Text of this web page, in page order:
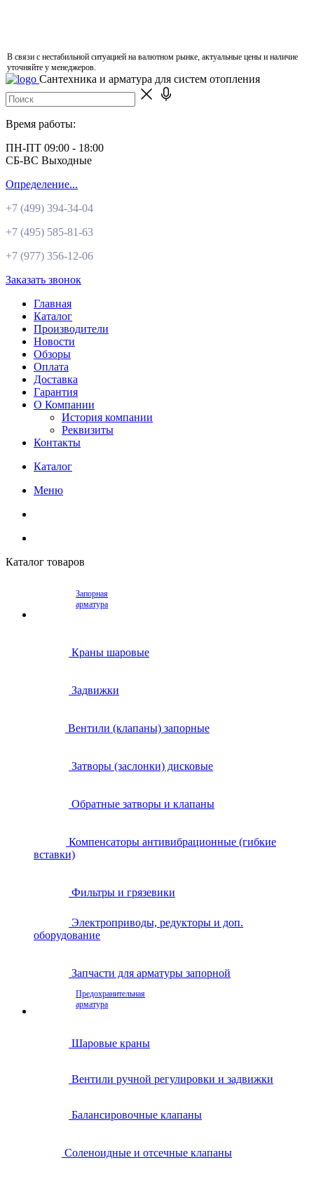
В связи с нестабильной ситуацией на валютном рынке, актуальные цены и наличие
уточняйте у менеджеров.
Сантехника и арматура для систем отопления
Время работы:
ПН-ПТ 09:00 - 18:00
СБ-ВС Выходные
Определение...
+7 (499) 394-34-04
+7 (495) 585-81-63
+7 (977) 356-12-06
Заказать звонок
Главная
Каталог
Производители
Новости
Обзоры
Оплата
Доставка
Гарантия
О Компании
История компании
Реквизиты
Контакты
Каталог
Меню
Каталог товаров
Запорная
арматура
Краны шаровые
Задвижки
Вентили (клапаны) запорные
Затворы (заслонки) дисковые
Обратные затворы и клапаны
Компенсаторы антивибрационные (гибкие
вставки)
Фильтры и грязевики
Электроприводы, редукторы и доп.
оборудование
Запчасти для арматуры запорной
Предохранительная
арматура
Шаровые краны
Вентили ручной регулировки и задвижки
Балансировочные клапаны
Соленоидные и отсечные клапаны